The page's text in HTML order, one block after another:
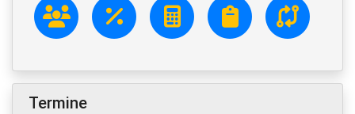
Termine